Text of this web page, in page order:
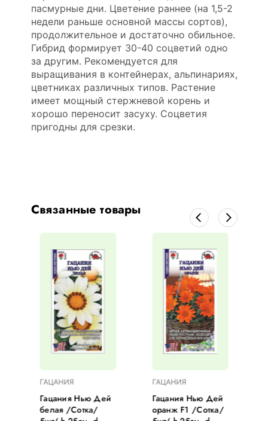
пасмурные дни. Цветение раннее (на 1,5-2
недели раньше основной массы сортов),
продолжительное и достаточно обильное.
Гибрид формирует 30-40 соцветий одно
за другим. Рекомендуется для
выращивания в контейнерах, альпинариях,
цветниках различных типов. Растение
имеет мощный стержневой корень и
хорошо переносит засуху. Соцветия
пригодны для срезки.
Связанные товары
ГАЦАНИЯ
Гацания Нью Дей
белая /Сотка/
ГАЦАНИЯ
Гацания Нью Дей
оранж F1 /Сотка/